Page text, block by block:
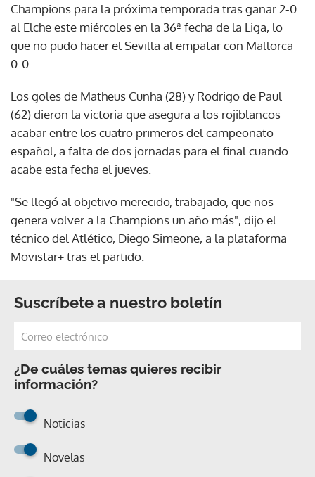
Champions para la próxima temporada tras ganar 2-0
al Elche este miércoles en la 36ª fecha de la Liga, lo
que no pudo hacer el Sevilla al empatar con Mallorca
0-0.
Los goles de Matheus Cunha (28) y Rodrigo de Paul
(62) dieron la victoria que asegura a los rojiblancos
acabar entre los cuatro primeros del campeonato
español, a falta de dos jornadas para el final cuando
acabe esta fecha el jueves.
"Se llegó al objetivo merecido, trabajado, que nos
genera volver a la Champions un año más", dijo el
técnico del Atlético, Diego Simeone, a la plataforma
Movistar+ tras el partido.
Suscríbete a nuestro boletín
¿De cuáles temas quieres recibir
información?
Noticias
Novelas